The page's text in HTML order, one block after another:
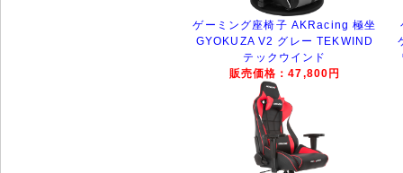
ゲーミング座椅子 AKRacing 極坐
GYOKUZA V2 グレー TEKWIND
テックウインド
販売価格：47,800円